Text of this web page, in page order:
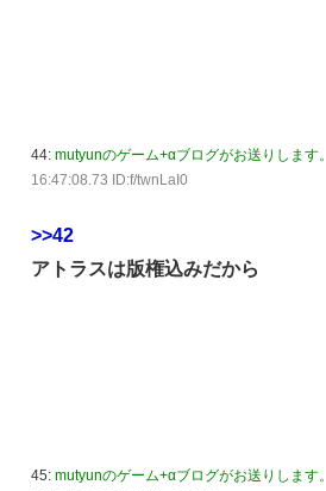
44: mutyunのゲーム+αブログがお送りします。
16:47:08.73 ID:f/twnLaI0
>>42
アトラスは版権込みだから
45: mutyunのゲーム+αブログがお送りします。